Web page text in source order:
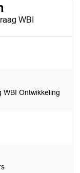
WBI
WBI Ontwikkeling